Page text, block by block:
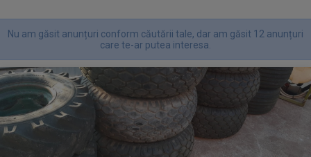
Nu am găsit anunțuri conform căutării tale, dar am găsit 12 anunțuri
care te-ar putea interesa.